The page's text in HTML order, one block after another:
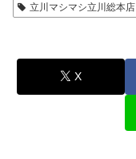
立川マシマシ立川総本店
X